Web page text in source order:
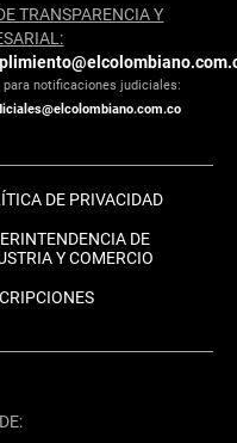
TRANSPARENCIA Y
para notificaciones judiciales:
DE PRIVACIDAD
DE
Y COMERCIO